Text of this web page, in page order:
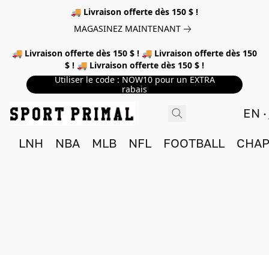
🚚 Livraison offerte dès 150 $ !
MAGASINEZ MAINTENANT
🚚 Livraison offerte dès 150 $ ! 🚚 Livraison offerte dès 150
$ ! 🚚 Livraison offerte dès 150 $ !
Utiliser le code : NOW10 pour un EXTRA
rabais
EN
LNH NBA MLB NFL FOOTBALL